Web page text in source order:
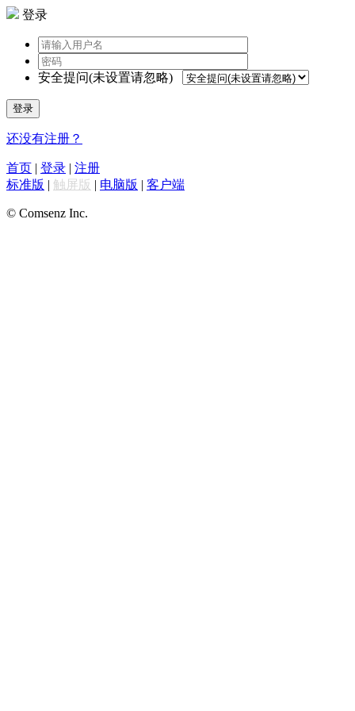
登录
安全提问(未设置请忽略)
登录
还没有注册？
首页 | 登录 | 注册
标准版 | 触屏版 | 电脑版 | 客户端
© Comsenz Inc.